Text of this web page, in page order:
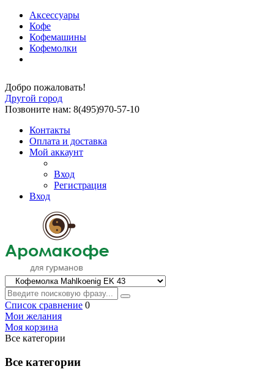
Аксессуары
Кофе
Кофемашины
Кофемолки
Добро пожаловать!
Другой город
Позвоните нам: 8(495)970-57-10
Контакты
Оплата и доставка
Мой аккаунт
Вход
Регистрация
Вход
Список сравнение 0
Мои желания
Моя корзина
Все категории
Все категории